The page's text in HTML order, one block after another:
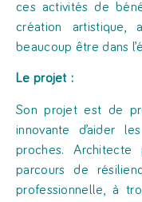
ces activités de
création artistique,
beaucoup être dans
Le projet :
Son projet est de
innovante d’aider
proches.
parcours de
professionnelle, à